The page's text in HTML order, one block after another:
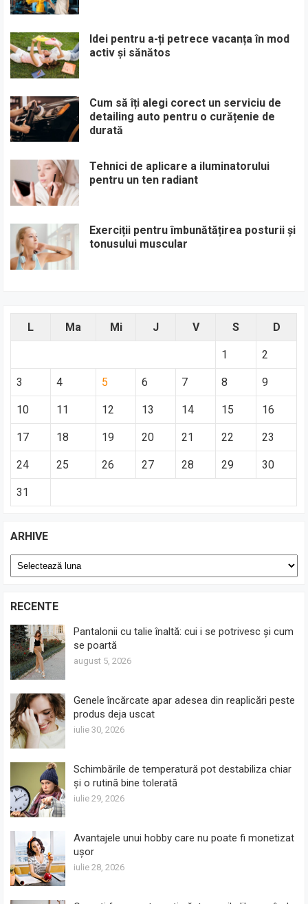
Idei pentru a-ți petrece vacanța în mod
activ și sănătos
Cum să îți alegi corect un serviciu de
detailing auto pentru o curățenie de
durată
Tehnici de aplicare a iluminatorului
pentru un ten radiant
Exerciții pentru îmbunătățirea posturii și
tonusului muscular
L Ma Mi J V S D
1 2
3 4 5 6 7 8 9
10 11 12 13 14 15 16
17 18 19 20 21 22 23
24 25 26 27 28 29 30
31
ARHIVE
Arhive
RECENTE
Pantalonii cu talie înaltă: cui i se potrivesc și cum
se poartă
august 5, 2026
Genele încărcate apar adesea din reaplicări peste
produs deja uscat
iulie 30, 2026
Schimbările de temperatură pot destabiliza chiar
și o rutină bine tolerată
iulie 29, 2026
Avantajele unui hobby care nu poate fi monetizat
ușor
iulie 28, 2026